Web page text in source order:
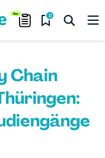
0
Chain